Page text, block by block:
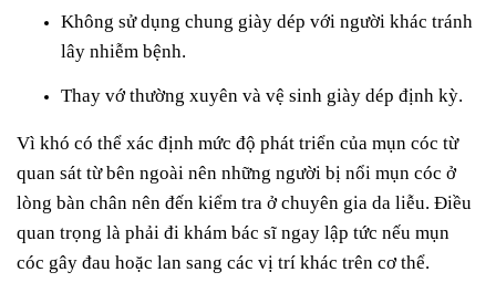
Không sử dụng chung giày dép với người khác tránh
lây nhiễm bệnh.
Thay vớ thường xuyên và vệ sinh giày dép định kỳ.
Vì khó có thể xác định mức độ phát triển của mụn cóc từ
quan sát từ bên ngoài nên những người bị nổi mụn cóc ở
lòng bàn chân nên đến kiểm tra ở chuyên gia da liễu. Điều
quan trọng là phải đi khám bác sĩ ngay lập tức nếu mụn
cóc gây đau hoặc lan sang các vị trí khác trên cơ thể.